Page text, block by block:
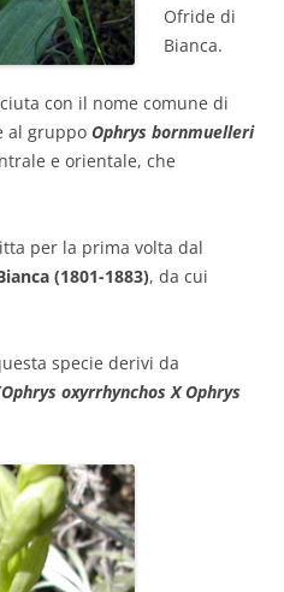
Ofride di
Bianca.
con il nome comune di
al gruppo Ophrys bornmuelleri
e orientale, che
per la prima volta dal
(1801-1883), da cui
specie derivi da
oxyrrhynchos X Ophrys